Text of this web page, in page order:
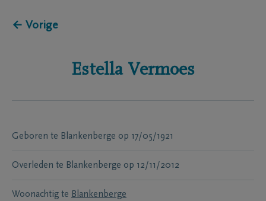
← Vorige
Estella Vermoes
Geboren te Blankenberge op 17/05/1921
Overleden te Blankenberge op 12/11/2012
Woonachtig te Blankenberge